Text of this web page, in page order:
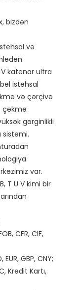
bizdən
və
katenar ultra
istehsal
və çərçivə
çəkmə
gərginlikli
sistemi.
var.
T U V kimi bir
CFR, CIF,
GBP, CNY;
Kredit Kartı,